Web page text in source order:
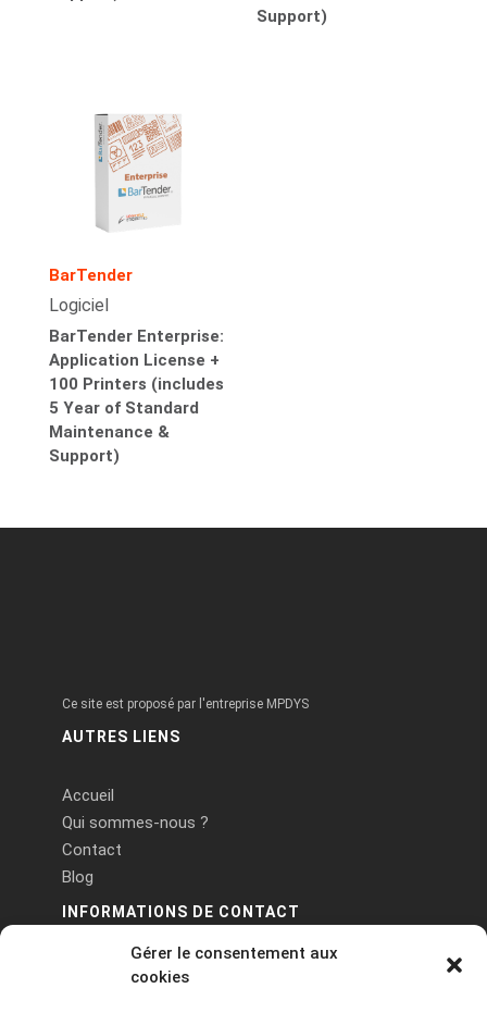
Gérer le consentement aux
cookies
Support)
BarTender
Logiciel
BarTender Enterprise:
Application License +
100 Printers (includes
5 Year of Standard
Maintenance &
Support)
Ce site est proposé par l'entreprise MPDYS
AUTRES LIENS
Accueil
Qui sommes-nous ?
Contact
Blog
INFORMATIONS DE CONTACT
PA Keneach Ouest - 5 rue de Belle-Île - 56400